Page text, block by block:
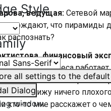
Style
all settings to the
Dialog
window.
ведущая: Сетевой
что пирамиды
распознать?
финансовый
бизнеса
продвижения товаров от
Я не вижу ничего
кто-то мне расскажет о